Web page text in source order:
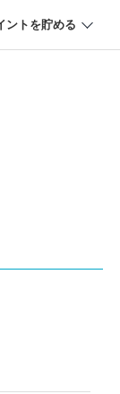
ントを貯める